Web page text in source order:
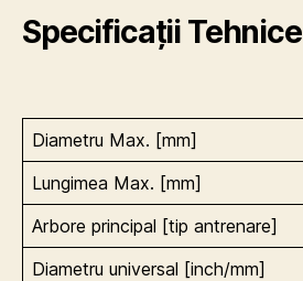
Specificații Tehnice
Diametru Max. [mm]
Lungimea Max. [mm]
Arbore principal [tip antrenare]
Diametru universal [inch/mm]